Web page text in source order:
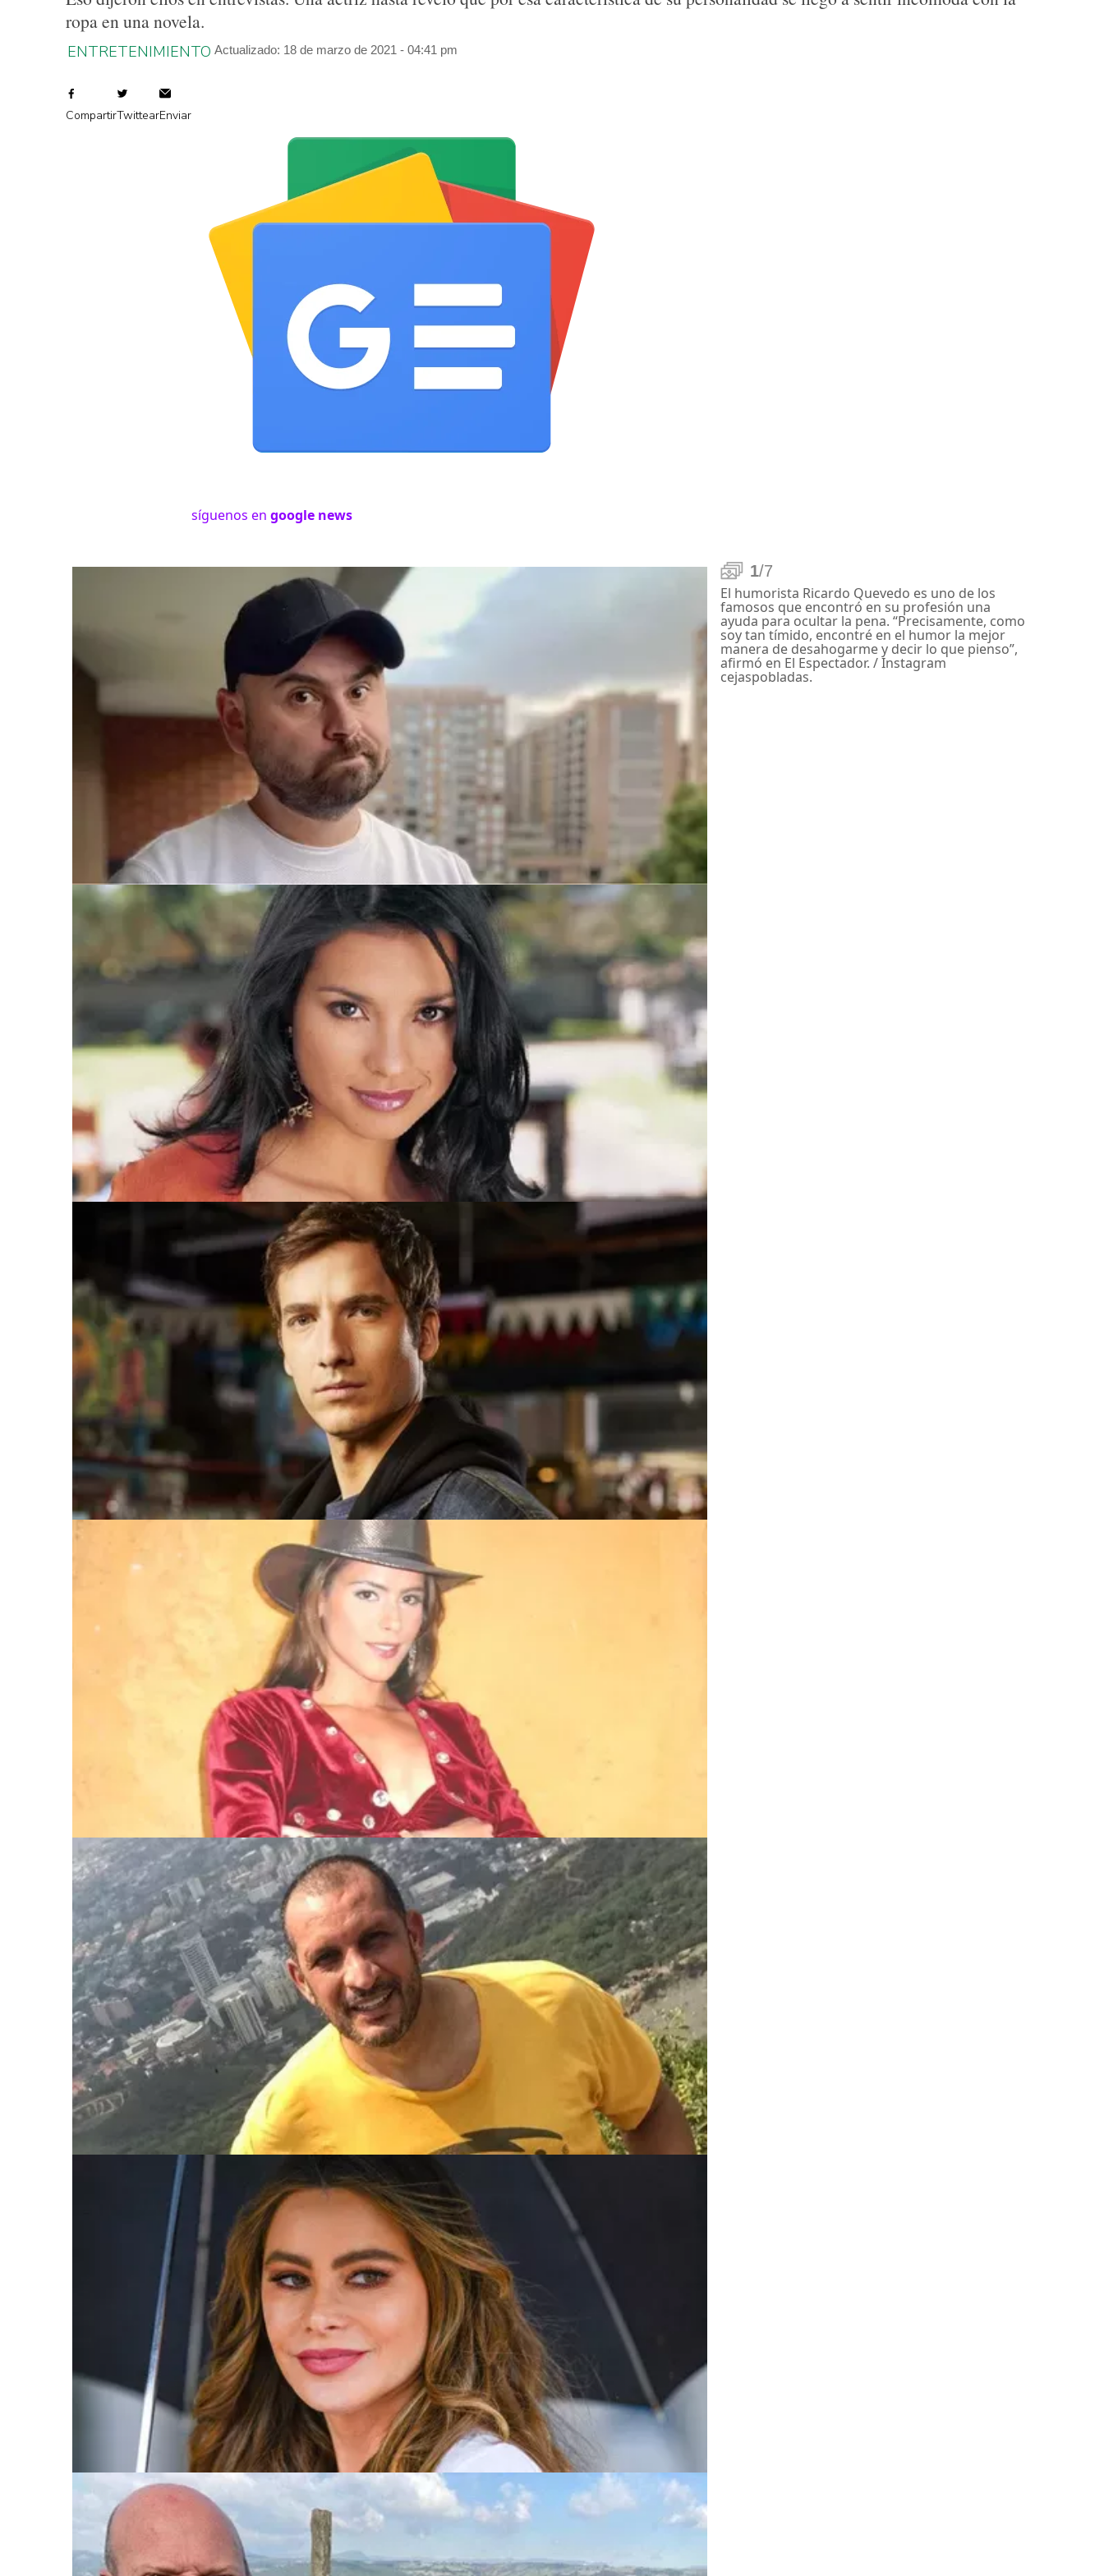
ropa en una novela.
ENTRETENIMIENTO Actualizado: 18 de marzo de 2021 - 04:41 pm
CompartirTwittearEnviar
síguenos en google news
1/7
El humorista Ricardo Quevedo es uno de los
famosos que encontró en su profesión una
ayuda para ocultar la pena. “Precisamente, como
soy tan tímido, encontré en el humor la mejor
manera de desahogarme y decir lo que pienso”,
afirmó en El Espectador. / Instagram
cejaspobladas.